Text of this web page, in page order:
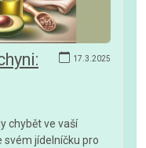
17.3.2025
chybět ve vaší
svém jídelníčku pro